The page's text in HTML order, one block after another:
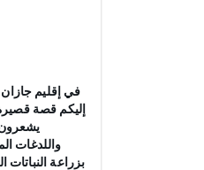
في إقليم
إليكم قصة
يشعرون
واللدغات
بزراعة